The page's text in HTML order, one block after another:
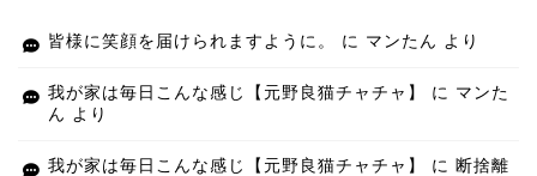
皆様に笑顔を届けられますように。 に マンたん より
我が家は毎日こんな感じ【元野良猫チャチャ】 に マンた
ん より
我が家は毎日こんな感じ【元野良猫チャチャ】 に 断捨離